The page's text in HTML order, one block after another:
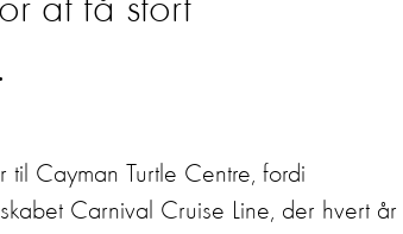
at få stort
Cayman Turtle Centre, fordi
Carnival Cruise Line, der hvert år